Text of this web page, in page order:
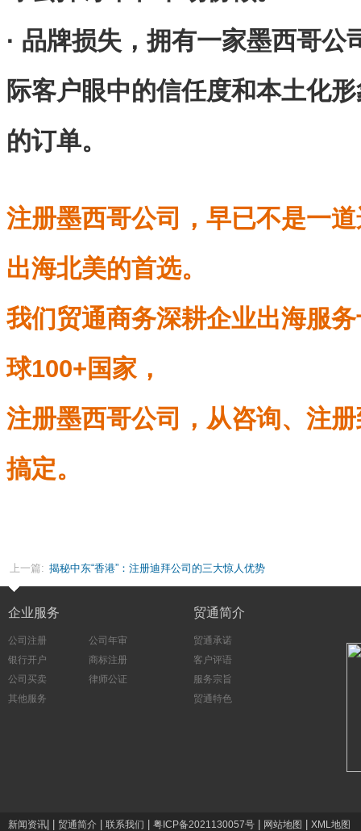
· 品牌损失，拥有一家墨西哥公
际客户眼中的信任度和本土化
的订单。
注册墨西哥公司，早已不是一
出海北美的首选。
我们贸通商务深耕企业出海服
球100+国家，
注册墨西哥公司，从咨询、注
搞定。
上一篇: 揭秘中东“香港”：注册迪拜公司的三大惊人优势
企业服务
公司注册
公司年审
银行开户
商标注册
公司买卖
律师公证
其他服务
贸通简介
贸通承诺
客户评语
服务宗旨
贸通特色
新闻资讯 贸通简介 联系我们 粤ICP备2021130057号 网站地图 XML地图